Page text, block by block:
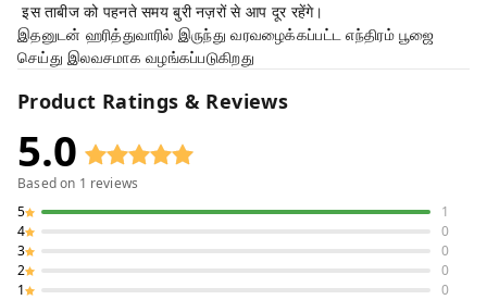
इस ताबीज को पहनते समय बुरी नज़रों से आप दूर रहेंगे।
இதனுடன் ஹரித்துவாரில் இருந்து வரவழைக்கப்பட்ட எந்திரம் பூஜை
செய்து இலவசமாக வழங்கப்படுகிறது
Product Ratings & Reviews
5.0
Based on 1 reviews
5
1
4
0
3
0
2
0
1
0